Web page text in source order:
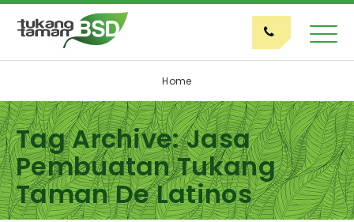
Home
Tag Archive: Jasa
Pembuatan Tukang
Taman De Latinos